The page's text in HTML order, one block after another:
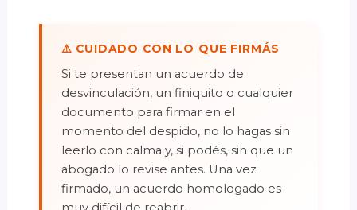
⚠️ CUIDADO CON LO QUE FIRMÁS
Si te presentan un acuerdo de
desvinculación, un finiquito o cualquier
documento para firmar en el
momento del despido, no lo hagas sin
leerlo con calma y, si podés, sin que un
abogado lo revise antes. Una vez
firmado, un acuerdo homologado es